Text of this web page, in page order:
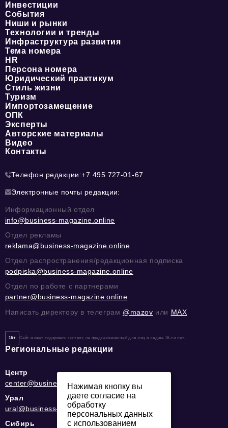
Инвестиции
События
Ниши и рынки
Технологии и тренды
Инфраструктура развития
Тема номера
HR
Персона номера
Юридический практикум
Стиль жизни
Туризм
Импортозамещение
ОПК
Эксперты
Авторские материалы
Видео
Контакты
Телефон редакции:+7 495 727-01-67
Электронные почты редакции:
Информационный отдел
info@business-magazine.online
Отдел рекламы
reklama@business-magazine.online
Отдел распространения/редакционная подписка
podpiska@business-magazine.online
Отдел по работе с партнерами
partner@business-magazine.online
Написать директору в телеграм @mazov или MAX
16+ Сайт может содержать контент, не предназначенный для лиц младше 16-ти лет.
Региональные редакции
Центр
center@business-magazine.online
Урал
ural@business-magazine.online
Сибирь
Нажимая кнопку вы
даете согласие на
обработку
персональных данных
с использованием